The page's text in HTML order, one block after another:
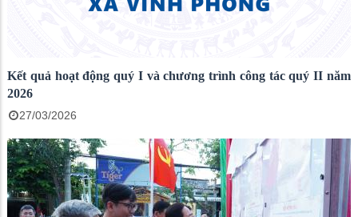
Kết quả hoạt động quý I và chương trình công tác quý II năm
2026
27/03/2026